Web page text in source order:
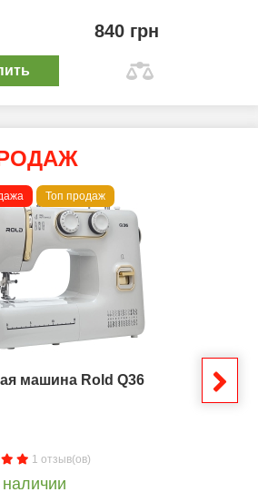
840 грн
Топ продаж
машина Rold Q36
1 отзыв(ов)